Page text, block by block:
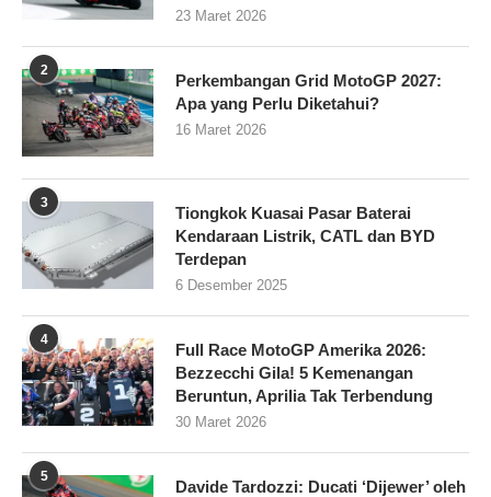
23 Maret 2026
2
Perkembangan Grid MotoGP 2027:
Apa yang Perlu Diketahui?
16 Maret 2026
3
Tiongkok Kuasai Pasar Baterai
Kendaraan Listrik, CATL dan BYD
Terdepan
6 Desember 2025
4
Full Race MotoGP Amerika 2026:
Bezzecchi Gila! 5 Kemenangan
Beruntun, Aprilia Tak Terbendung
30 Maret 2026
5
Davide Tardozzi: Ducati ‘Dijewer’ oleh